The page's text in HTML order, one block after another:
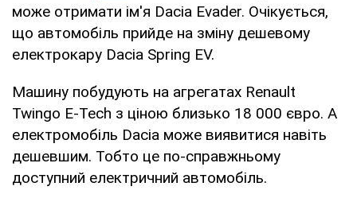
може отримати ім'я Dacia Evader. Очікується,
що автомобіль прийде на зміну дешевому
електрокару Dacia Spring EV.
Машину побудують на агрегатах Renault
Twingo E-Tech з ціною близько 18 000 євро. А
електромобіль Dacia може виявитися навіть
дешевшим. Тобто це по-справжньому
доступний електричний автомобіль.